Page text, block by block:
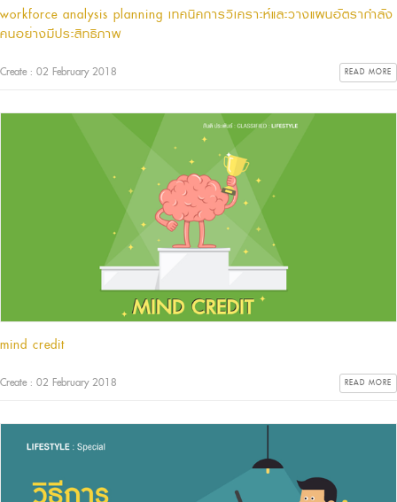
workforce analysis planning เทคนิคการวิเคราะห์และวางแผนอัตรากำลัง
คนอย่างมีประสิทธิภาพ
Create : 02 February 2018 READ MORE
mind credit
Create : 02 February 2018 READ MORE